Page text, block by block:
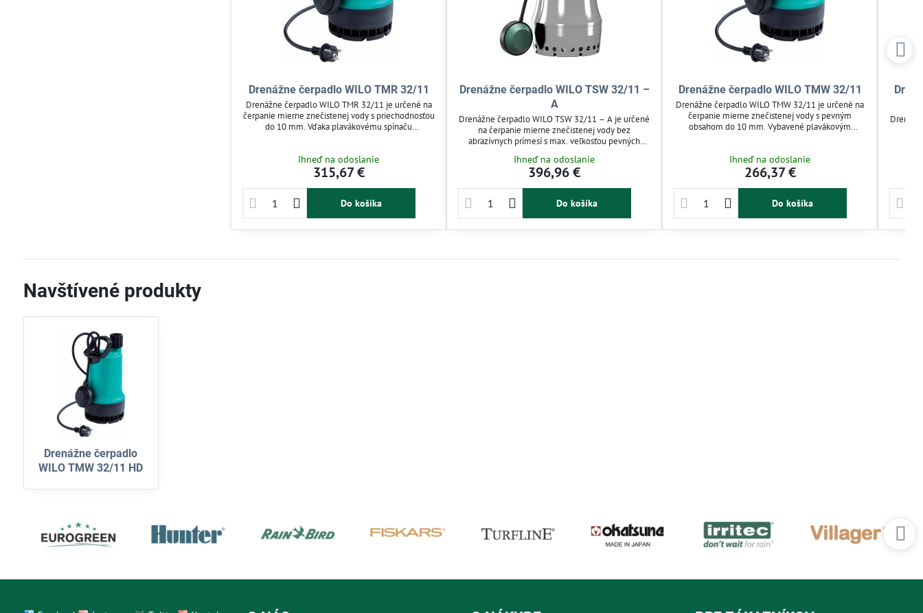
Drenážne čerpadlo WILO TMR 32/11
Drenážne čerpadlo WILO TMR 32/11 je určené na
čerpanie mierne znečistenej vody s priechodnosťou
do 10 mm. Vďaka plavákovému spínaču
nádrží. Kábel dlhý 4 m umožňuje flexibilné
použitie v záhrade či domácnosti.
Ihneď na odoslanie
315,67 €
Do košíka
Drenážne čerpadlo WILO TSW 32/11 –
A
Drenážne čerpadlo WILO TSW 32/11 – A je určené
na čerpanie mierne znečistenej vody bez
abrazívnych prímesí s max. veľkosťou pevných
ideálne na odvodňovanie pivníc, šácht, bazénov či
nádrží. Ponorné prevedenie s 10 m káblom
Ihneď na odoslanie
396,96 €
Do košíka
Drenážne čerpadlo WILO TMW 32/11
Drenážne čerpadlo WILO TMW 32/11 je určené na
čerpanie mierne znečistenej vody s pevným
obsahom do 10 mm. Vybavené plavákovým
jednoduchú inštaláciu a spoľahlivú prevádzku pri
domácom využití.
Ihneď na odoslanie
266,37 €
Do košíka
Navštívené produkty
Drenážne čerpadlo
WILO TMW 32/11 HD